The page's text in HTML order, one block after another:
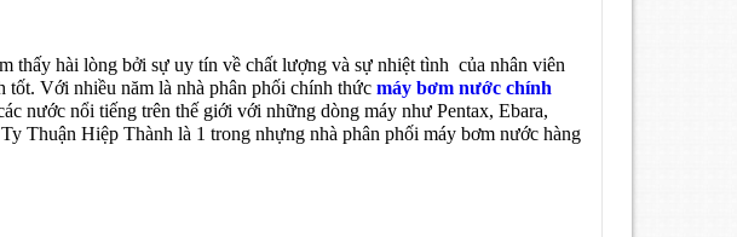
thấy hài lòng bởi sự uy tín về chất lượng và sự nhiệt tình của nhân viên
tốt. Với nhiều năm là nhà phân phối chính thức máy bơm nước chính
nước nổi tiếng trên thế giới với những dòng máy như Pentax, Ebara,
Thuận Hiệp Thành là 1 trong nhựng nhà phân phối máy bơm nước hàng